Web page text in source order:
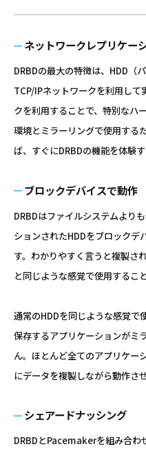
ネットワークレプリケー
DRBDの最大の特徴は、HDD（
TCP/IPネットワークを利用して
クを利用することで、特別なハ
環境とミラーリングで使用する
ば、すぐにDRBDの機能を体験す
ブロックデバイスで動作
DRBDはファイルシステムより
ションされたHDDをブロックデ
す。わかりやすく言うと複製さ
と同じような感覚で使用するこ
通常のHDDを同じような感覚で
保存するアプリケーションがミ
ん。ほとんど全てのアプリケー
にデータを複製しながら動作さ
シェアードナッシング
DRBDとPacemakerを組み合わ